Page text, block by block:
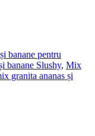
banane pentru
banane Slushy, Mix
granita ananas și